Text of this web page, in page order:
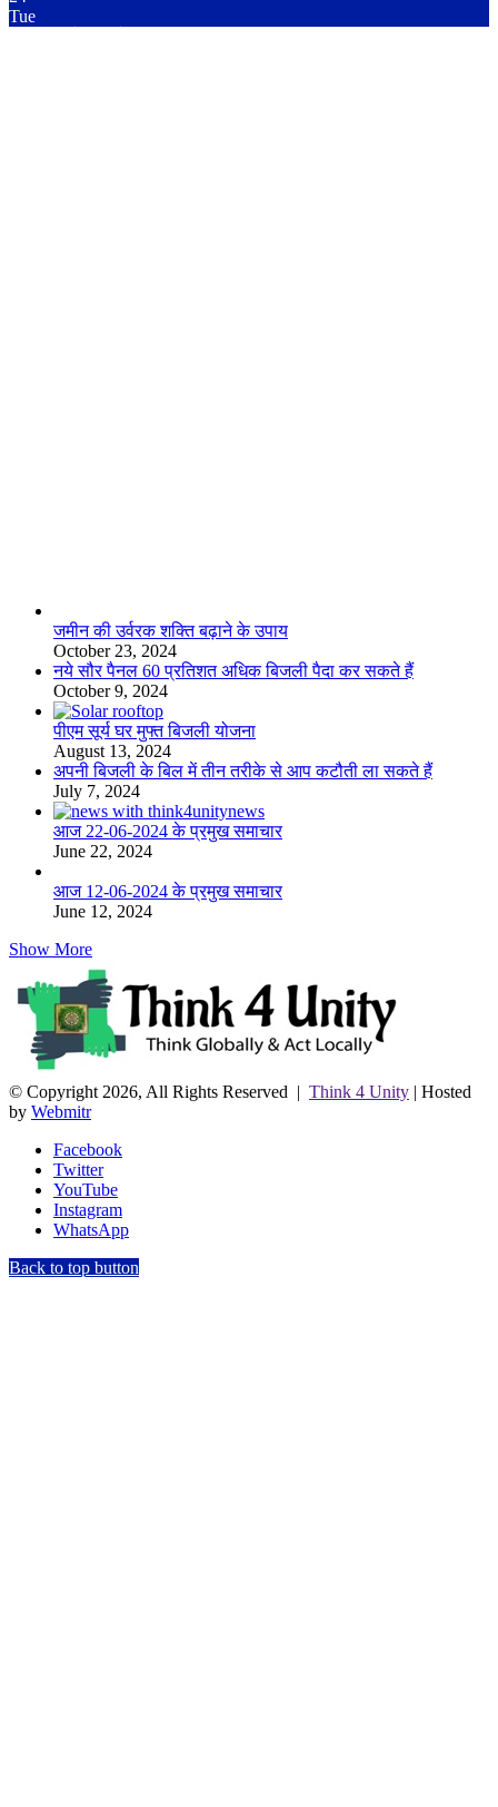
Tue
जमीन की उर्वरक शक्ति बढ़ाने के उपाय
October 23, 2024
नये सौर पैनल 60 प्रतिशत अधिक बिजली पैदा कर सकते हैं
October 9, 2024
पीएम सूर्य घर मुफ्त बिजली योजना
August 13, 2024
अपनी बिजली के बिल में तीन तरीके से आप कटौती ला सकते हैं
July 7, 2024
आज 22-06-2024 के प्रमुख समाचार
June 22, 2024
आज 12-06-2024 के प्रमुख समाचार
June 12, 2024
Show More
© Copyright 2026, All Rights Reserved | Think 4 Unity | Hosted
by Webmitr
Facebook
Twitter
YouTube
Instagram
WhatsApp
Back to top button